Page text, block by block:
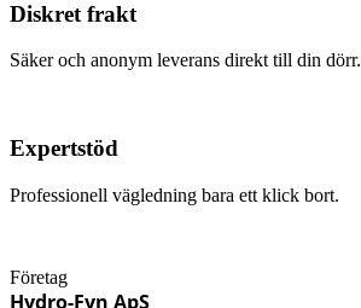
Diskret frakt
Säker och anonym leverans direkt till din dörr.
Expertstöd
Professionell vägledning bara ett klick bort.
Företag
Hydro-Fyn ApS